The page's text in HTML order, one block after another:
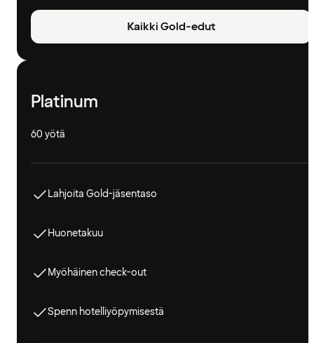
Kaikki Gold-edut
Platinum
60 yötä
Lahjoita Gold-jäsentaso
Huonetakuu
Myöhäinen check-out
Spenn hotelliyöpymisestä